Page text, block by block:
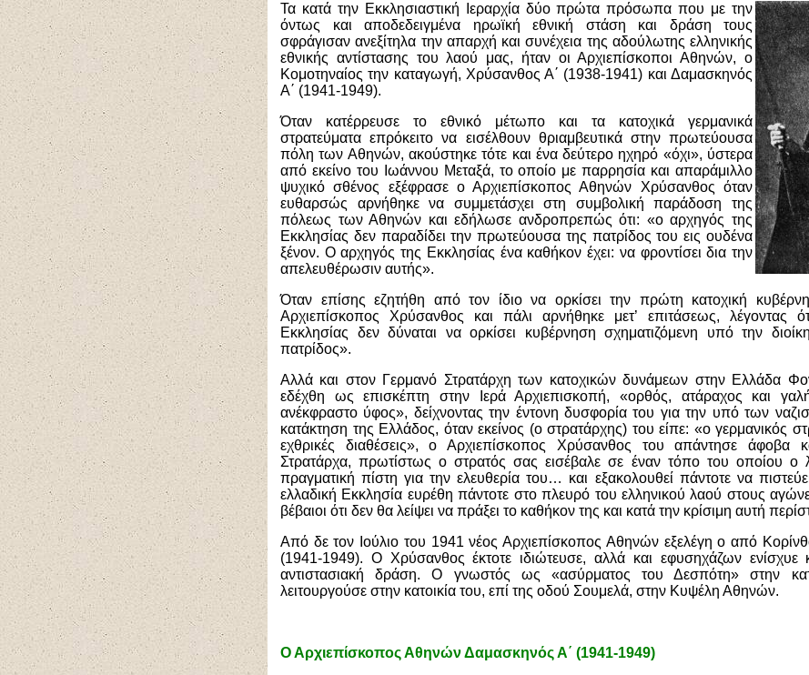
Τα κατά την Εκκλησιαστική Ιεραρχία δύο πρώτα πρόσωπα που με την
όντως και αποδεδειγμένα ηρωϊκή εθνική στάση και δράση τους
σφράγισαν ανεξίτηλα την απαρχή και συνέχεια της αδούλωτης ελληνικής
εθνικής αντίστασης του λαού μας, ήταν οι Αρχιεπίσκοποι Αθηνών, ο
Κομοτηναίος την καταγωγή, Χρύσανθος Α΄ (1938-1941) και Δαμασκηνός
Α΄ (1941-1949).
Όταν κατέρρευσε το εθνικό μέτωπο και τα κατοχικά γερμανικά
στρατεύματα επρόκειτο να εισέλθουν θριαμβευτικά στην πρωτεύουσα
πόλη των Αθηνών, ακούστηκε τότε και ένα δεύτερο ηχηρό «όχι», ύστερα
από εκείνο του Ιωάννου Μεταξά, το οποίο με παρρησία και απαράμιλλο
ψυχικό σθένος εξέφρασε ο Αρχιεπίσκοπος Αθηνών Χρύσανθος όταν
ευθαρσώς αρνήθηκε να συμμετάσχει στη συμβολική παράδοση της
πόλεως των Αθηνών και εδήλωσε ανδροπρεπώς ότι: «ο αρχηγός της
Εκκλησίας δεν παραδίδει την πρωτεύουσα της πατρίδος του εις ουδένα
ξένον. Ο αρχηγός της Εκκλησίας ένα καθήκον έχει: να φροντίσει δια την
απελευθέρωσιν αυτής».
Όταν επίσης εζητήθη από τον ίδιο να ορκίσει την πρώτη κατοχική
Αρχιεπίσκοπος Χρύσανθος και πάλι αρνήθηκε μετ’ επιτάσεως, λέγοντας
Εκκλησίας δεν δύναται να ορκίσει κυβέρνηση σχηματιζόμενη υπό την
πατρίδος».
Αλλά και στον Γερμανό Στρατάρχη των κατοχικών δυνάμεων στην Ελλάδα
εδέχθη ως επισκέπτη στην Ιερά Αρχιεπισκοπή, «ορθός, ατάραχος και
ανέκφραστο ύφος», δείχνοντας την έντονη δυσφορία του για την υπό των
κατάκτηση της Ελλάδος, όταν εκείνος (ο στρατάρχης) του είπε: «ο γερμανικός
εχθρικές διαθέσεις», ο Αρχιεπίσκοπος Χρύσανθος του απάντησε άφοβα
Στρατάρχα, πρωτίστως ο στρατός σας εισέβαλε σε έναν τόπο του οποίου ο
πραγματική πίστη για την ελευθερία του… και εξακολουθεί πάντοτε να
ελλαδική Εκκλησία ευρέθη πάντοτε στο πλευρό του ελληνικού λαού στους
βέβαιοι ότι δεν θα λείψει να πράξει το καθήκον της και κατά την κρίσιμη αυτή
Από δε τον Ιούλιο του 1941 νέος Αρχιεπίσκοπος Αθηνών εξελέγη ο από
(1941-1949). Ο Χρύσανθος έκτοτε ιδιώτευσε, αλλά και εφυσηχάζων ενίσχυε
αντιστασιακή δράση. Ο γνωστός ως «ασύρματος του Δεσπότη» στην
λειτουργούσε στην κατοικία του, επί της οδού Σουμελά, στην Κυψέλη Αθηνών.
Ο Αρχιεπίσκοπος Αθηνών Δαμασκηνός Α΄ (1941-1949)